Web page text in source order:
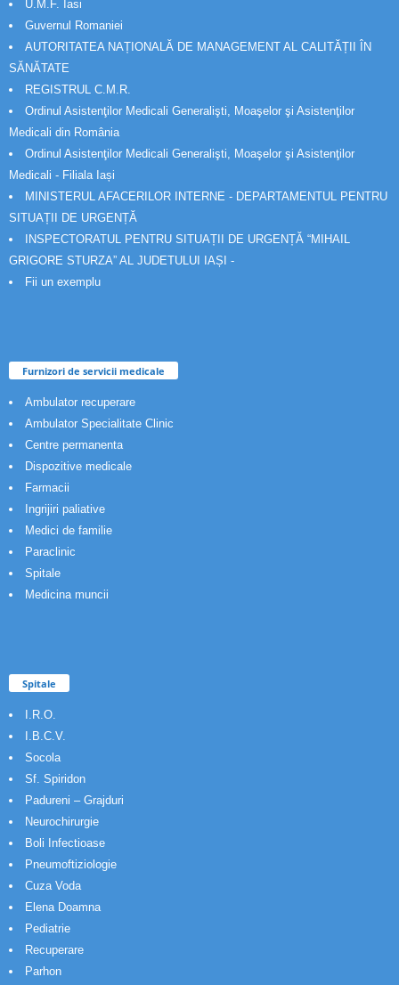
U.M.F. Iasi
Guvernul Romaniei
AUTORITATEA NAȚIONALĂ DE MANAGEMENT AL CALITĂȚII ÎN
SĂNĂTATE
REGISTRUL C.M.R.
Ordinul Asistenţilor Medicali Generalişti, Moaşelor şi Asistenţilor
Medicali din România
Ordinul Asistenţilor Medicali Generalişti, Moaşelor şi Asistenţilor
Medicali - Filiala Iași
MINISTERUL AFACERILOR INTERNE - DEPARTAMENTUL PENTRU
SITUAȚII DE URGENȚĂ
INSPECTORATUL PENTRU SITUAȚII DE URGENȚĂ “MIHAIL
GRIGORE STURZA” AL JUDETULUI IAȘI -
Fii un exemplu
Furnizori de servicii medicale
Ambulator recuperare
Ambulator Specialitate Clinic
Centre permanenta
Dispozitive medicale
Farmacii
Ingrijiri paliative
Medici de familie
Paraclinic
Spitale
Medicina muncii
Spitale
I.R.O.
I.B.C.V.
Socola
Sf. Spiridon
Padureni – Grajduri
Neurochirurgie
Boli Infectioase
Pneumoftiziologie
Cuza Voda
Elena Doamna
Pediatrie
Recuperare
Parhon